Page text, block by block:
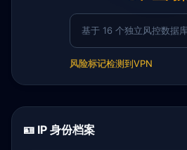
基于 16 个独立风控数据
风险标记检测到VPN
🪪 IP 身份档案